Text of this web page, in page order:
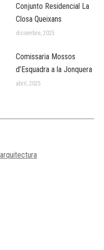
Conjunto Residencial La
Closa Queixans
diciembre, 2025
Comissaria Mossos
d’Esquadra a la Jonquera
abril, 2025